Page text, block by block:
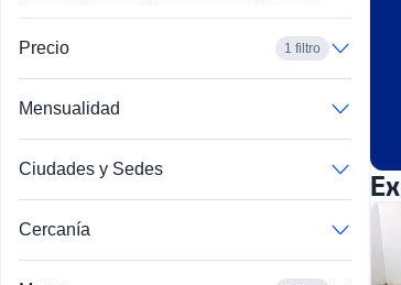
Precio 1 filtro
Mensualidad
Ciudades y Sedes
Cercanía